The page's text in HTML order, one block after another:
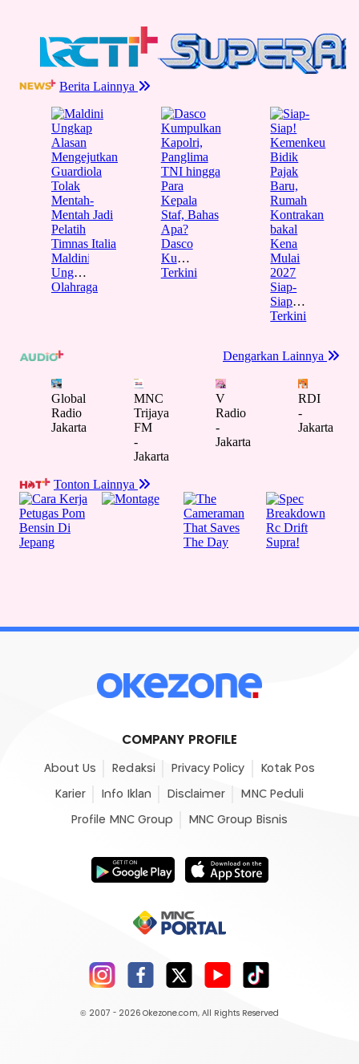
COMPANY PROFILE
About Us Redaksi Privacy Policy Kotak Pos
Karier Info Iklan Disclaimer MNC Peduli
Profile MNC Group MNC Group Bisnis
© 2007 - 2026 Okezone.com, All Rights Reserved